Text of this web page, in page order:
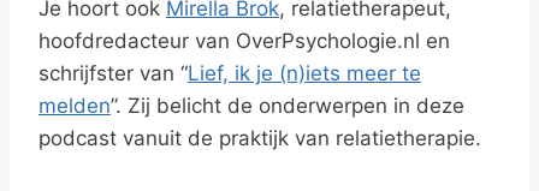
Je hoort ook Mirella Brok, relatietherapeut,
hoofdredacteur van OverPsychologie.nl en
schrijfster van “Lief, ik je (n)iets meer te
melden”. Zij belicht de onderwerpen in deze
podcast vanuit de praktijk van relatietherapie.